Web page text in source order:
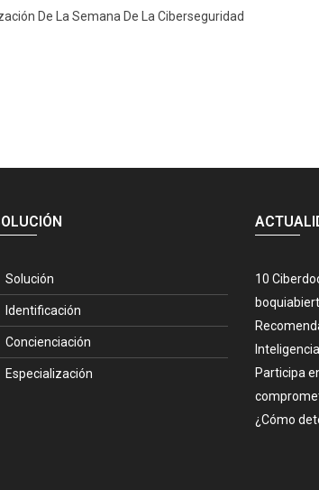
De La Semana De La Ciberseguridad
Solución
Identificación
Concienciación
Especialización
10
Participa
¿Cómo